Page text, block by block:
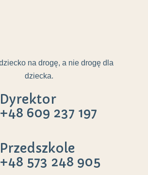
na drogę, a nie drogę dla
dziecka.
Dyrektor
+48 609 237 197
Przedszkole
+48 573 248 905